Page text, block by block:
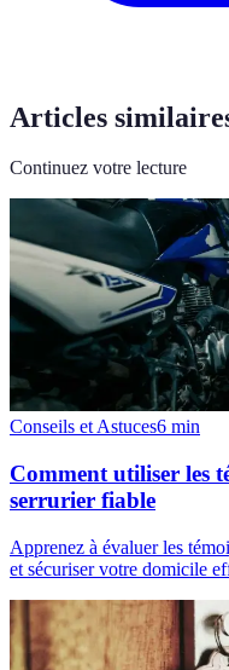
Articles
Continuez votre lecture
Conseils et Astuces6 min
Comment utiliser les
serrurier fiable
Apprenez à évaluer les
et sécuriser votre domicile